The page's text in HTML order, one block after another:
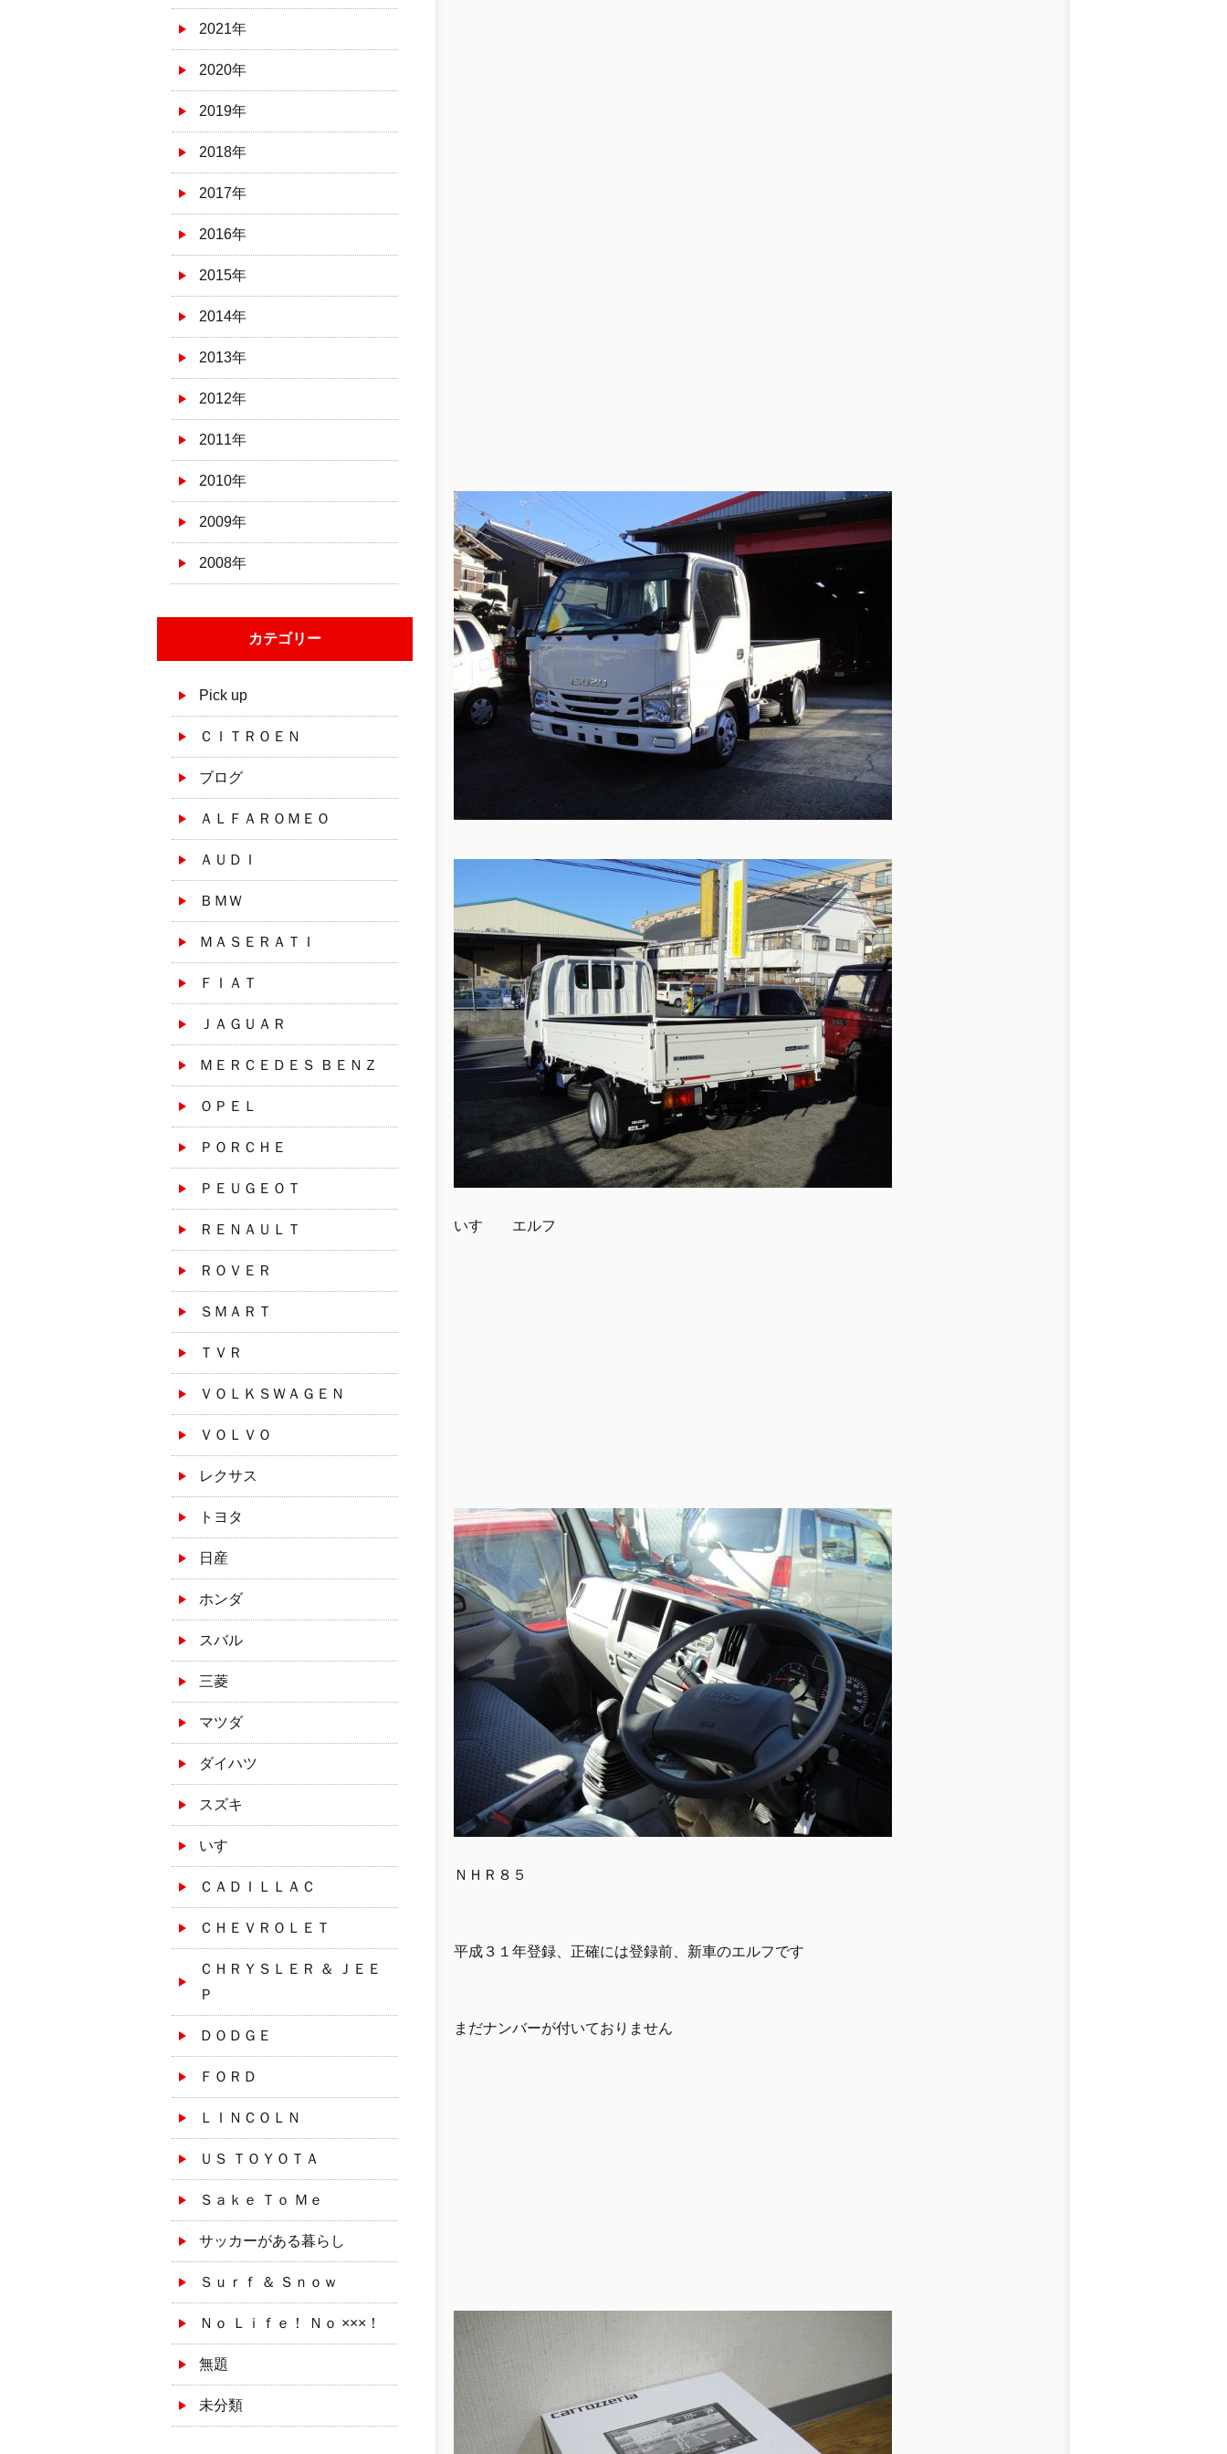
2021年
2020年
2019年
2018年
2017年
2016年
2015年
2014年
2013年
2012年
2011年
2010年
2009年
2008年
カテゴリー
Pick up
ＣＩＴＲＯＥＮ
ブログ
ＡＬＦＡＲＯＭＥＯ
ＡＵＤＩ
ＢＭＷ
ＭＡＳＥＲＡＴＩ
ＦＩＡＴ
ＪＡＧＵＡＲ
ＭＥＲＣＥＤＥＳ ＢＥＮＺ
ＯＰＥＬ
ＰＯＲＣＨＥ
ＰＥＵＧＥＯＴ
ＲＥＮＡＵＬＴ
ＲＯＶＥＲ
ＳＭＡＲＴ
ＴＶＲ
ＶＯＬＫＳＷＡＧＥＮ
ＶＯＬＶＯ
レクサス
トヨタ
日産
ホンダ
スバル
三菱
マツダ
ダイハツ
スズキ
いすゞ
ＣＡＤＩＬＬＡＣ
ＣＨＥＶＲＯＬＥＴ
ＣＨＲＹＳＬＥＲ ＆ ＪＥＥ
Ｐ
ＤＯＤＧＥ
ＦＯＲＤ
ＬＩＮＣＯＬＮ
ＵＳ ＴＯＹＯＴＡ
Ｓａｋｅ Ｔｏ Ｍｅ
サッカーがある暮らし
Ｓｕｒｆ ＆ Ｓｎｏｗ
Ｎｏ Ｌｉｆｅ！ Ｎｏ ×××！
無題
未分類
いすゞ エルフ
ＮＨＲ８５
平成３１年登録、正確には登録前、新車のエルフです
まだナンバーが付いておりません